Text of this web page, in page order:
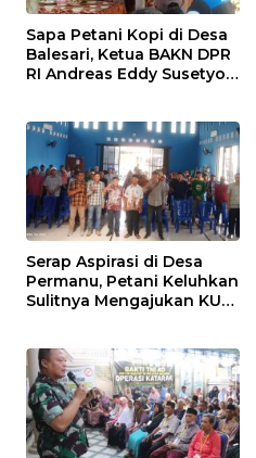
Sapa Petani Kopi di Desa
Balesari, Ketua BAKN DPR
RI Andreas Eddy Susetyo
Sepanjang 1,5 Kilometer
Serap Aspirasi di Desa
Permanu, Petani Keluhkan
Sulitnya Mengajukan KUR
Andreas Eddy Susetyo